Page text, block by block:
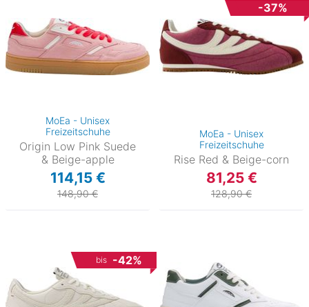
MoEa - Unisex
Freizeitschuhe
Origin Low Pink Suede
& Beige-apple
114,15 €
148,90 €
-37%
MoEa - Unisex
Freizeitschuhe
Rise Red & Beige-corn
81,25 €
128,90 €
bis -42%